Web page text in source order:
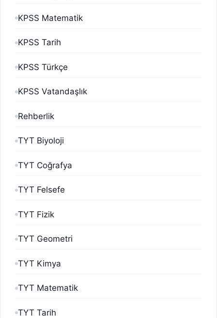
KPSS Matematik
KPSS Tarih
KPSS Türkçe
KPSS Vatandaşlık
Rehberlik
TYT Biyoloji
TYT Coğrafya
TYT Felsefe
TYT Fizik
TYT Geometri
TYT Kimya
TYT Matematik
TYT Tarih